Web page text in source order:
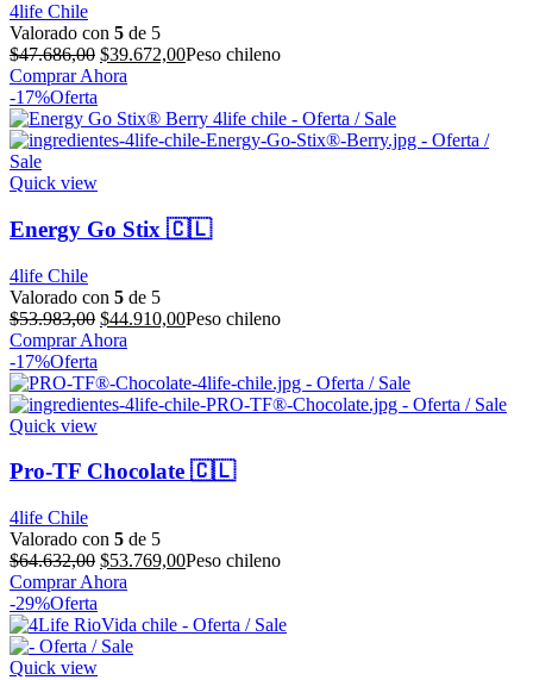
4life Chile
Valorado con 5 de 5
$47.686,00 El
precio
era:
$47.686,00.
$39.672,00El
es:
$39.672,00.
Peso chileno
Comprar Ahora
-17%Oferta
Quick view
Energy Go Stix 🇨🇱
4life Chile
Valorado con 5 de 5
$53.983,00 El
precio
era:
$53.983,00.
$44.910,00El
es:
$44.910,00.
Peso chileno
Comprar Ahora
-17%Oferta
Quick view
Pro-TF Chocolate 🇨🇱
4life Chile
Valorado con 5 de 5
$64.632,00 El
precio
era:
$64.632,00.
$53.769,00El
es:
Peso chileno
Comprar Ahora
-29%Oferta
Quick view